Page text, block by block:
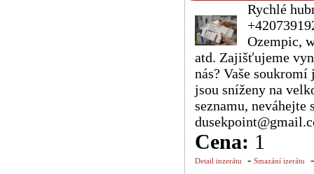
Rychlé
Ozempic,
atd. Zajišťujeme
nás? Vaše
jsou sníženy na
seznamu,
Cena: 1
Detail inzerátu - Smazání izerátu